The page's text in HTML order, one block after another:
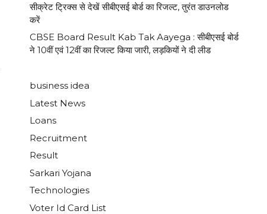
सीक्रेट ट्रिक्स से देखें सीबीएसई बोर्ड का रिजल्ट, तुरंत डाउनलोड
करें
CBSE Board Result Kab Tak Aayega : सीबीएसई बोर्ड
ने 10वीं एवं 12वीं का रिजल्ट किया जारी, लड़कियों ने दी लीड
business idea
Latest News
Loans
Recruitment
Result
Sarkari Yojana
Technologies
Voter Id Card List